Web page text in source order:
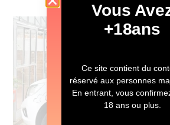
Vous
+18ans
Ce site contient du
réservé aux personnes
En entrant, vous
18 ans ou plus.